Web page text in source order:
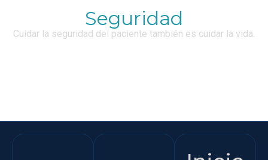
Seguridad
Cuidar la seguridad del paciente también es cuidar la vida.